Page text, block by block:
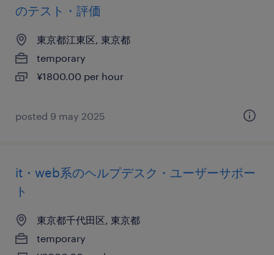
のテスト・評価
東京都江東区, 東京都
temporary
¥1800.00 per hour
posted 9 may 2025
it・web系のヘルプデスク・ユーザーサポー
ト
東京都千代田区, 東京都
temporary